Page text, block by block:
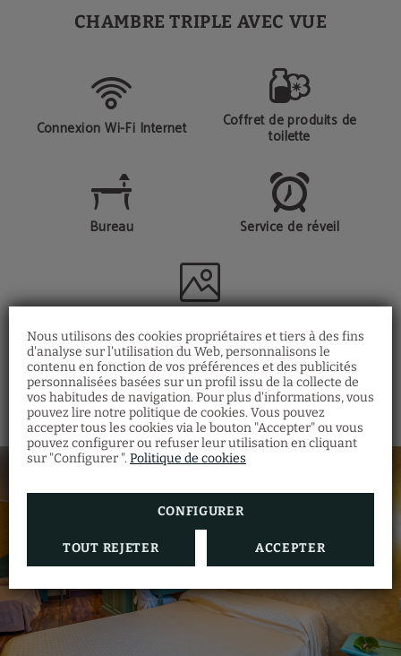
Nous utilisons des cookies propriétaires et tiers à des fins
d'analyse sur l'utilisation du Web, personnalisons le
contenu en fonction de vos préférences et des publicités
personnalisées basées sur un profil issu de la collecte de
vos habitudes de navigation. Pour plus d'informations, vous
pouvez lire notre politique de cookies. Vous pouvez
accepter tous les cookies via le bouton "Accepter" ou vous
pouvez configurer ou refuser leur utilisation en cliquant
sur "Configurer ". Politique de cookies
CONFIGURER
TOUT REJETER ACCEPTER
CHAMBRE TRIPLE AVEC VUE
Connexion Wi-Fi Internet Coffret de produits de
toilette
Bureau Service de réveil
MONTRER PLUS